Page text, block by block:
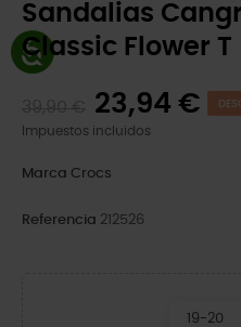
Sandalias
Classic Flower T
23,94 €
Impuestos incluidos
Marca Crocs
Referencia 212526
19-20